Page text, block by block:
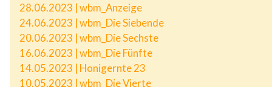
28.06.2023 | wbm_Anzeige
24.06.2023 | wbm_Die Siebende
20.06.2023 | wbm_Die Sechste
16.06.2023 | wbm_Die Fünfte
14.05.2023 | Honigernte 23
10.05.2023 | wbm_Die Vierte